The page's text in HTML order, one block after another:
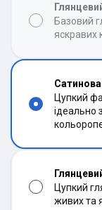
Базовий
яскравих
Цупкий
ідеально
Цупкий
живих та